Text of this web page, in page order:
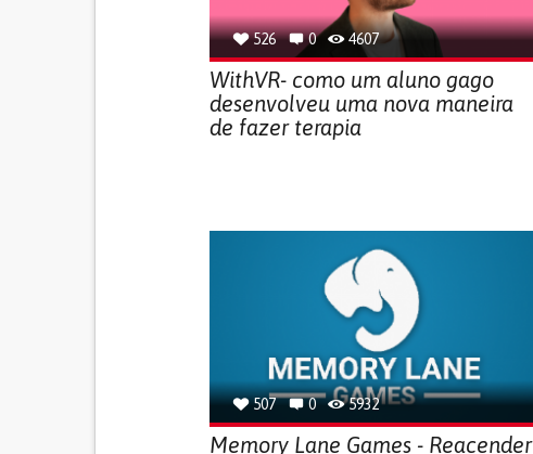
526 0 4607
WithVR- como um aluno gago
desenvolveu uma nova maneira
de fazer terapia
507 0 5932
Memory Lane Games - Reacender